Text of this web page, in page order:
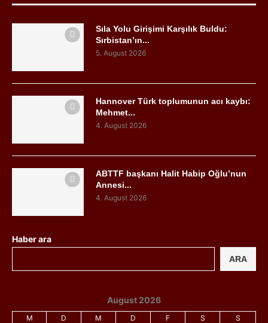
Sıla Yolu Girişimi Karşılık Buldu:
Sırbistan’ın...
5. August 2026
Hannover Türk toplumunun acı kaybı:
Mehmet...
4. August 2026
ABTTF başkanı Halit Habip Oğlu’nun
Annesi...
4. August 2026
Haber ara
ARA
August 2026
M D M D F S S